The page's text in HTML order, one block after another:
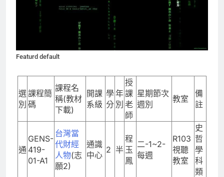
Featurd default
選
別
課程簡
碼
課程名
稱(教材
下載)
開課
系級
學
分
年
別
授
課
老
師
星期節次
週別
教室
備
註
通
GENS-
419-
01-A1
台灣當
代財經
人物(志
願2)
通識
中心
2 半
程
玉
鳳
二-1~2-
每週
R103
視聽
教室
史
哲
學
科
類